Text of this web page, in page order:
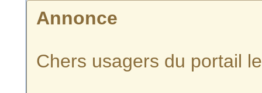
Annonce
Chers usagers du portail